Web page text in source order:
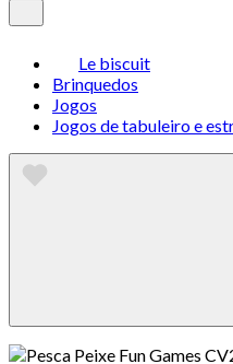
Le biscuit
Brinquedos
Jogos
Jogos de tabuleiro e